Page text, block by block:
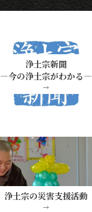
浄土宗新聞
―今の浄土宗がわかる―
→
浄土宗の災害支援活動
→